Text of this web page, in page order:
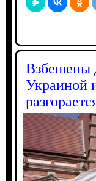
Взбешены
Украиной